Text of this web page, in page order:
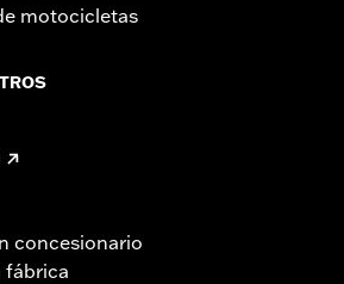
motocicletas
concesionario
fábrica